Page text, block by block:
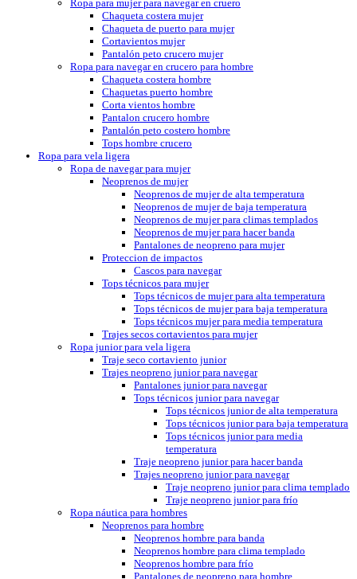
Ropa para mujer para navegar en cruero
Chaqueta costera mujer
Chaqueta de puerto para mujer
Cortavientos mujer
Pantalón peto crucero mujer
Ropa para navegar en crucero para hombre
Chaqueta costera hombre
Chaquetas puerto hombre
Corta vientos hombre
Pantalon crucero hombre
Pantalón peto costero hombre
Tops hombre crucero
Ropa para vela ligera
Ropa de navegar para mujer
Neoprenos de mujer
Neoprenos de mujer de alta temperatura
Neoprenos de mujer de baja temperatura
Neoprenos de mujer para climas templados
Neoprenos de mujer para hacer banda
Pantalones de neopreno para mujer
Proteccion de impactos
Cascos para navegar
Tops técnicos para mujer
Tops técnicos de mujer para alta temperatura
Tops técnicos de mujer para baja temperatura
Tops técnicos mujer para media temperatura
Trajes secos cortavientos para mujer
Ropa junior para vela ligera
Traje seco cortaviento junior
Trajes neopreno junior para navegar
Pantalones junior para navegar
Tops técnicos junior para navegar
Tops técnicos junior de alta temperatura
Tops técnicos junior para baja temperatura
Tops técnicos junior para media
temperatura
Traje neopreno junior para hacer banda
Trajes neopreno junior para navegar
Traje neopreno junior para clima templado
Traje neopreno junior para frío
Ropa náutica para hombres
Neoprenos para hombre
Neoprenos hombre para banda
Neoprenos hombre para clima templado
Neoprenos hombre para frío
Pantalones de neopreno para hombre